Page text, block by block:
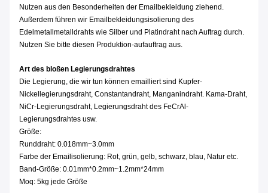
Nutzen aus den Besonderheiten der Emailbekleidung ziehend.
Außerdem führen wir Emailbekleidungsisolierung des
Edelmetallmetalldrahts wie Silber und Platindraht nach Auftrag durch.
Nutzen Sie bitte diesen Produktion-aufauftrag aus.
Art des bloßen Legierungsdrahtes
Die Legierung, die wir tun können emailliert sind Kupfer-
Nickellegierungsdraht, Constantandraht, Manganindraht. Kama-Draht,
NiCr-Legierungsdraht, Legierungsdraht des FeCrAl-
Legierungsdrahtes usw.
Größe:
Runddraht: 0.018mm~3.0mm
Farbe der Emailisolierung: Rot, grün, gelb, schwarz, blau, Natur etc.
Band-Größe: 0.01mm*0.2mm~1.2mm*24mm
Moq: 5kg jede Größe